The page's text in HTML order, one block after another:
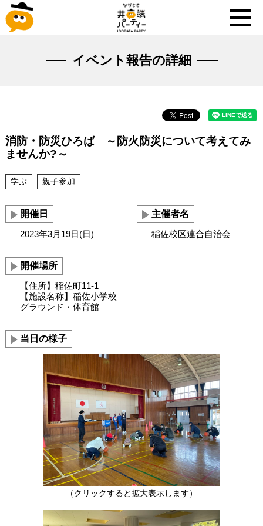
イベント報告の詳細
消防・防災ひろば ～防火防災について考えてみ
ませんか?～
学ぶ 親子参加
開催日
2023年3月19日(日)
開催場所
【住所】稲佐町11-1
【施設名称】稲佐小学校
グラウンド・体育館
主催者名
稲佐校区連合自治会
当日の様子
（クリックすると拡大表示します）